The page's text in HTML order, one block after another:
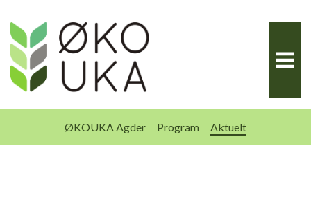
innhold
ØKOUKA Agder Program Aktuelt